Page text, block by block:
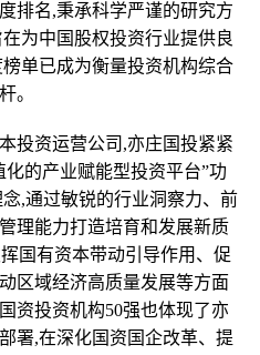
排名,秉承科学严谨的研究方
为中国股权投资行业提供良
单已成为衡量投资机构综合
。
投资运营公司,亦庄国投紧紧
的产业赋能型投资平台”功
,通过敏锐的行业洞察力、前
理能力打造培育和发展新质
国有资本带动引导作用、促
区域经济高质量发展等方面
资投资机构50强也体现了亦
署,在深化国资国企改革、提